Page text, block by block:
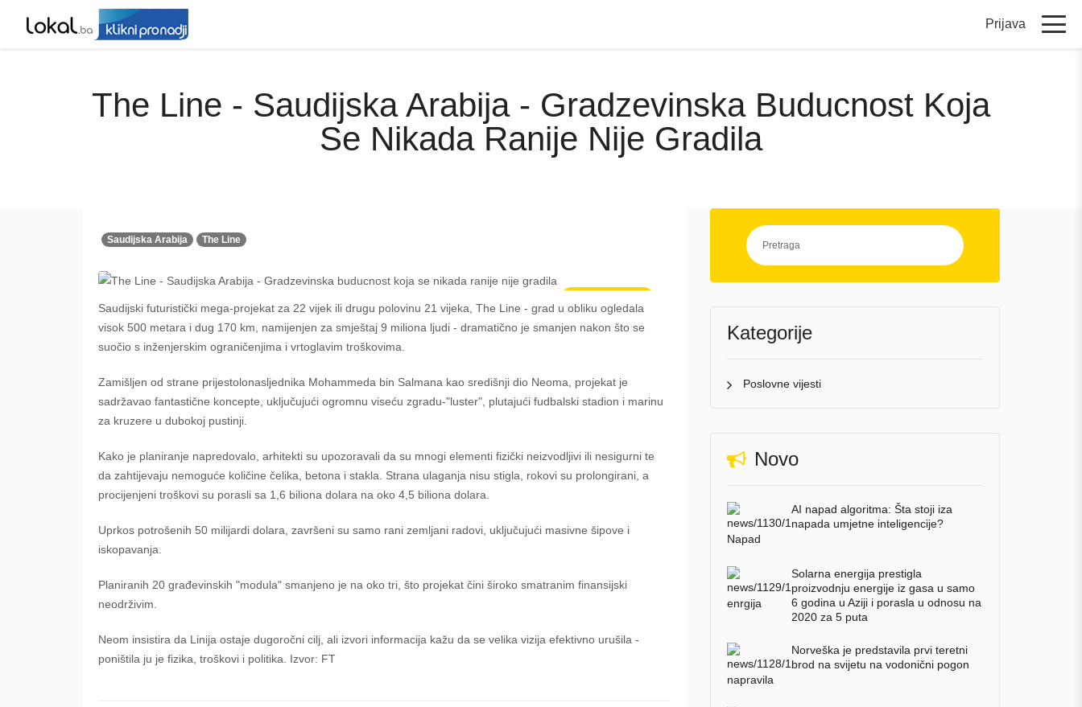
Prijava
The Line - Saudijska Arabija - Gradzevinska Buducnost Koja
Se Nikada Ranije Nije Gradila
Saudijska Arabija The Line
Saudijski futuristički mega-projekat za 22 vijek ili drugu polovinu 21 vijeka, The Line - grad u obliku ogledala
visok 500 metara i dug 170 km, namijenjen za smještaj 9 miliona ljudi - dramatično je smanjen nakon što se
suočio s inženjerskim ograničenjima i vrtoglavim troškovima.
Zamišljen od strane prijestolonasljednika Mohammeda bin Salmana kao središnji dio Neoma, projekat je
sadržavao fantastične koncepte, uključujući ogromnu viseću zgradu-"luster", plutajući fudbalski stadion i marinu
za kruzere u dubokoj pustinji.
Kako je planiranje napredovalo, arhitekti su upozoravali da su mnogi elementi fizički neizvodljivi ili nesigurni te
da zahtijevaju nemoguće količine čelika, betona i stakla. Strana ulaganja nisu stigla, rokovi su prolongirani, a
procijenjeni troškovi su porasli sa 1,6 biliona dolara na oko 4,5 biliona dolara.
Uprkos potrošenih 50 milijardi dolara, završeni su samo rani zemljani radovi, uključujući masivne šipove i
iskopavanja.
Planiranih 20 građevinskih "modula" smanjeno je na oko tri, što projekat čini široko smatranim finansijski
neodrživim.
Neom insistira da Linija ostaje dugoročni cilj, ali izvori informacija kažu da se velika vizija efektivno urušila -
poništila ju je fizika, troškovi i politika. Izvor: FT
Kategorije
Poslovne vijesti
Novo
AI napad algoritma: Šta stoji iza
napada umjetne inteligencije?
Solarna energija prestigla
proizvodnju energije iz gasa u samo
6 godina u Aziji i porasla u odnosu na
2020 za 5 puta
Norveška je predstavila prvi teretni
brod na svijetu na vodonični pogon